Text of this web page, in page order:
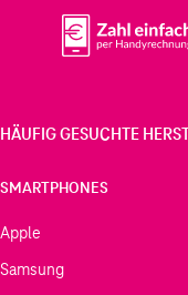
HÄUFIG GESUCHTE
SMARTPHONES
Apple
Samsung